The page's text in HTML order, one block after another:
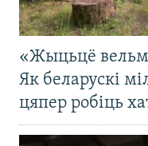
«Жыцьцё
Як беларускі
цяпер робіць